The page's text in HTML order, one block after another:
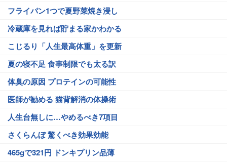
フライパン1つで夏野菜焼き浸し
冷蔵庫を見れば貯まる家かわかる
こじるり「人生最高体重」を更新
夏の寝不足 食事制限でも太る訳
体臭の原因 プロテインの可能性
医師が勧める 猫背解消の体操術
人生台無しに…やめるべき7項目
さくらんぼ 驚くべき効果効能
465gで321円 ドンキプリン品薄